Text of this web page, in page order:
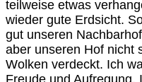
teilweise etwas
wieder gute Erdsicht.
gut unseren
aber unseren Hof nicht
Wolken verdeckt. Ich
Freude und Aufregung.